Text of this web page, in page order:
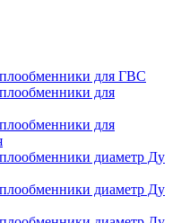
для ГВС
для
для
диаметр Ду
диаметр Ду